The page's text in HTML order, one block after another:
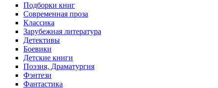
Подборки книг
Современная проза
Классика
Зарубежная литература
Детективы
Боевики
Детские книги
Поэзия, Драматургия
Фэнтези
Фантастика